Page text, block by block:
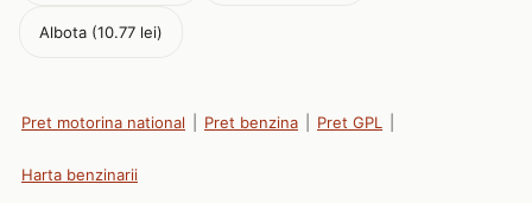
Albota (10.77 lei)
Pret motorina national Pret benzina Pret GPL
Harta benzinarii